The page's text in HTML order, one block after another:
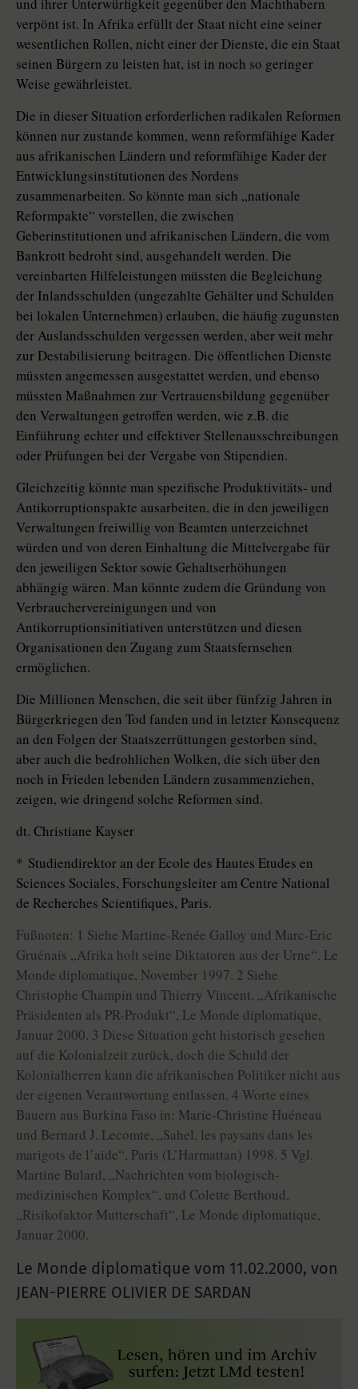
und ihrer Unterwürfigkeit gegenüber den Machthabern
verpönt ist. In Afrika erfüllt der Staat nicht eine seiner
wesentlichen Rollen, nicht einer der Dienste, die ein Staat
seinen Bürgern zu leisten hat, ist in noch so geringer
Weise gewährleistet.
Die in dieser Situation erforderlichen radikalen Reformen
können nur zustande kommen, wenn reformfähige Kader
aus afrikanischen Ländern und reformfähige Kader der
Entwicklungsinstitutionen des Nordens
zusammenarbeiten. So könnte man sich „nationale
Reformpakte“ vorstellen, die zwischen
Geberinstitutionen und afrikanischen Ländern, die vom
Bankrott bedroht sind, ausgehandelt werden. Die
vereinbarten Hilfeleistungen müssten die Begleichung
der Inlandsschulden (ungezahlte Gehälter und Schulden
bei lokalen Unternehmen) erlauben, die häufig zugunsten
der Auslandsschulden vergessen werden, aber weit mehr
zur Destabilisierung beitragen. Die öffentlichen Dienste
müssten angemessen ausgestattet werden, und ebenso
müssten Maßnahmen zur Vertrauensbildung gegenüber
den Verwaltungen getroffen werden, wie z.B. die
Einführung echter und effektiver Stellenausschreibungen
oder Prüfungen bei der Vergabe von Stipendien.
Gleichzeitig könnte man spezifische Produktivitäts- und
Antikorruptionspakte ausarbeiten, die in den jeweiligen
Verwaltungen freiwillig von Beamten unterzeichnet
würden und von deren Einhaltung die Mittelvergabe für
den jeweiligen Sektor sowie Gehaltserhöhungen
abhängig wären. Man könnte zudem die Gründung von
Verbrauchervereinigungen und von
Antikorruptionsinitiativen unterstützen und diesen
Organisationen den Zugang zum Staatsfernsehen
ermöglichen.
Die Millionen Menschen, die seit über fünfzig Jahren in
Bürgerkriegen den Tod fanden und in letzter Konsequenz
an den Folgen der Staatszerrüttungen gestorben sind,
aber auch die bedrohlichen Wolken, die sich über den
noch in Frieden lebenden Ländern zusammenziehen,
zeigen, wie dringend solche Reformen sind.
dt. Christiane Kayser
* Studiendirektor an der Ecole des Hautes Etudes en
Sciences Sociales, Forschungsleiter am Centre National
de Recherches Scientifiques, Paris.
Fußnoten: 1 Siehe Martine-Renée Galloy und Marc-Eric
Gruénais „Afrika holt seine Diktatoren aus der Urne“, Le
Monde diplomatique, November 1997. 2 Siehe
Christophe Champin und Thierry Vincent, „Afrikanische
Präsidenten als PR-Produkt“, Le Monde diplomatique,
Januar 2000. 3 Diese Situation geht historisch gesehen
auf die Kolonialzeit zurück, doch die Schuld der
Kolonialherren kann die afrikanischen Politiker nicht aus
der eigenen Verantwortung entlassen. 4 Worte eines
Bauern aus Burkina Faso in: Marie-Christine Huéneau
und Bernard J. Lecomte, „Sahel, les paysans dans les
marigots de l’aide“, Paris (L’Harmattan) 1998. 5 Vgl.
Martine Bulard, „Nachrichten vom biologisch-
medizinischen Komplex“, und Colette Berthoud,
„Risikofaktor Mutterschaft“, Le Monde diplomatique,
Januar 2000.
Le Monde diplomatique vom 11.02.2000, von
JEAN-PIERRE OLIVIER DE SARDAN